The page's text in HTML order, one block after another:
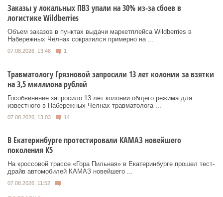
Заказы у локальных ПВЗ упали на 30% из-за сбоев в
логистике Wildberries
Объем заказов в пунктах выдачи маркетплейса Wildberries в
Набережных Челнах сократился примерно на ...
07.08.2026, 13:48 1
Травматологу Грязновой запросили 13 лет колонии за взятки
на 3,5 миллиона рублей
Гособвинение запросило 13 лет колонии общего режима для
известного в Набережных Челнах травматолога ...
07.08.2026, 13:03 14
В Екатеринбурге протестировали КАМАЗ новейшего
поколения К5
На кроссовой трассе «Гора Пильная» в Екатеринбурге прошел тест-
драйв автомобилей КАМАЗ новейшего ...
07.08.2026, 11:52